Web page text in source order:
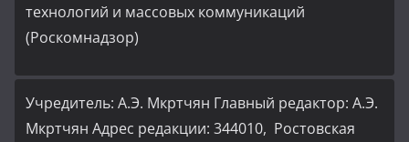
технологий и массовых коммуникаций
(Роскомнадзор)
Учредитель: А.Э. Мкртчян Главный редактор: А.Э.
Мкртчян Адрес редакции: 344010, Ростовская